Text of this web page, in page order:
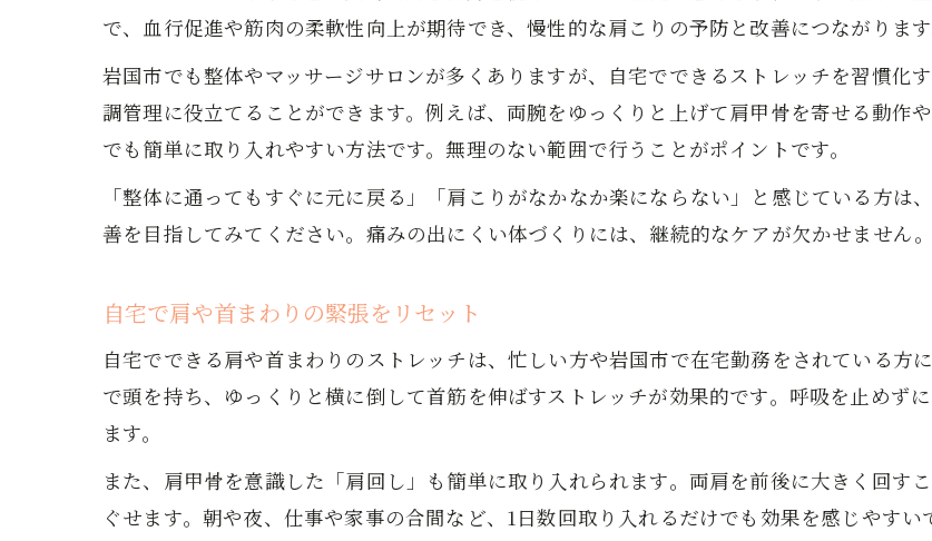
筋膜リリースに効く簡単ストレッチ法
ストレッチで筋膜の柔軟性を高める実践法
自宅で筋膜リリースを体感するストレッチ
ストレッチで筋膜のコリや張りを和らげる
ストレッチを使った不調対策の具体例を紹
毎日のストレッチで体のバランスを整える
肩や腰の緊張をほぐす実践的な方法
肩や腰の緊張をストレッチで緩めるコツ
で、血行促進や筋肉の柔軟性向上が期待でき、慢性的な肩こりの予防と改善につながります
岩国市でも整体やマッサージサロンが多くありますが、自宅でできるストレッチを習慣化
調管理に役立てることができます。例えば、両腕をゆっくりと上げて肩甲骨を寄せる動作
でも簡単に取り入れやすい方法です。無理のない範囲で行うことがポイントです。
「整体に通ってもすぐに元に戻る」「肩こりがなかなか楽にならない」と感じている方
善を目指してみてください。痛みの出にくい体づくりには、継続的なケアが欠かせません。
自宅で肩や首まわりの緊張をリセット
自宅でできる肩や首まわりのストレッチは、忙しい方や岩国市で在宅勤務をされている方
で頭を持ち、ゆっくりと横に倒して首筋を伸ばすストレッチが効果的です。呼吸を止めず
ます。
また、肩甲骨を意識した「肩回し」も簡単に取り入れられます。両肩を前後に大きく回す
ぐせます。朝や夜、仕事や家事の合間など、1日数回取り入れるだけでも効果を感じやすい